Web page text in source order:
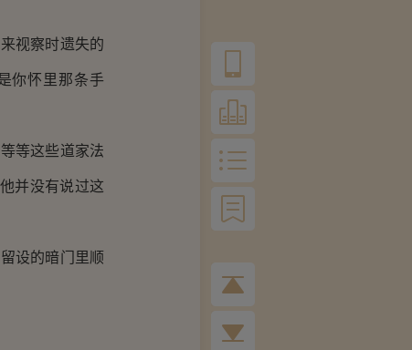
视察时遗失的
你怀里那条手
等这些道家法
并没有说过这
设的暗门里顺